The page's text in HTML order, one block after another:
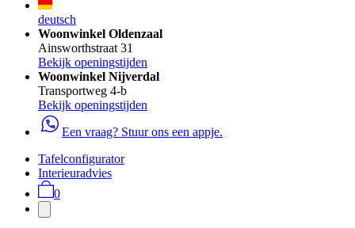
deutsch
Woonwinkel Oldenzaal
Ainsworthstraat 31
Bekijk openingstijden
Woonwinkel Nijverdal
Transportweg 4-b
Bekijk openingstijden
Een vraag? Stuur ons een appje.
Tafelconfigurator
Interieuradvies
0